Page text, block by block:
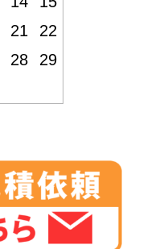
21
22
28
29